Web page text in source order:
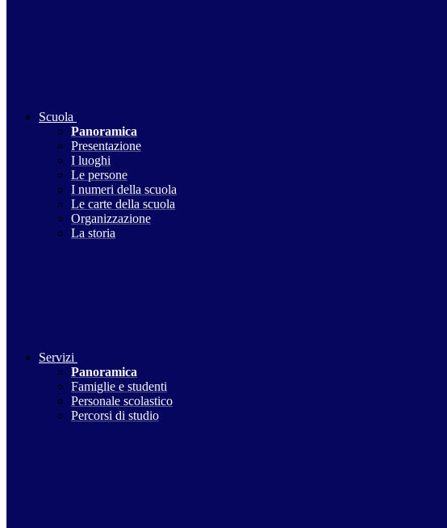
Scuola
Panoramica
Presentazione
I luoghi
Le persone
I numeri della scuola
Le carte della scuola
Organizzazione
La storia
Servizi
Panoramica
Famiglie e studenti
Personale scolastico
Percorsi di studio